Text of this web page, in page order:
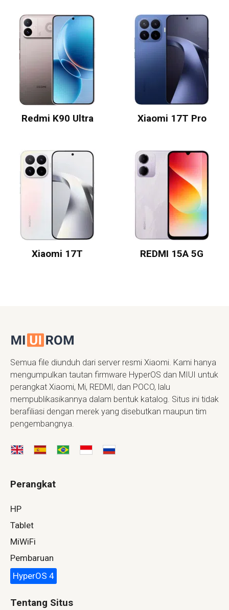
Redmi K90 Ultra Xiaomi 17T Pro
Xiaomi 17T REDMI 15A 5G
Semua file diunduh dari server resmi Xiaomi. Kami hanya
mengumpulkan tautan firmware HyperOS dan MIUI untuk
perangkat Xiaomi, Mi, REDMI, dan POCO, lalu
mempublikasikannya dalam bentuk katalog. Situs ini tidak
berafiliasi dengan merek yang disebutkan maupun tim
pengembangnya.
Perangkat
HP
Tablet
MiWiFi
Pembaruan
HyperOS 4
Tentang Situs